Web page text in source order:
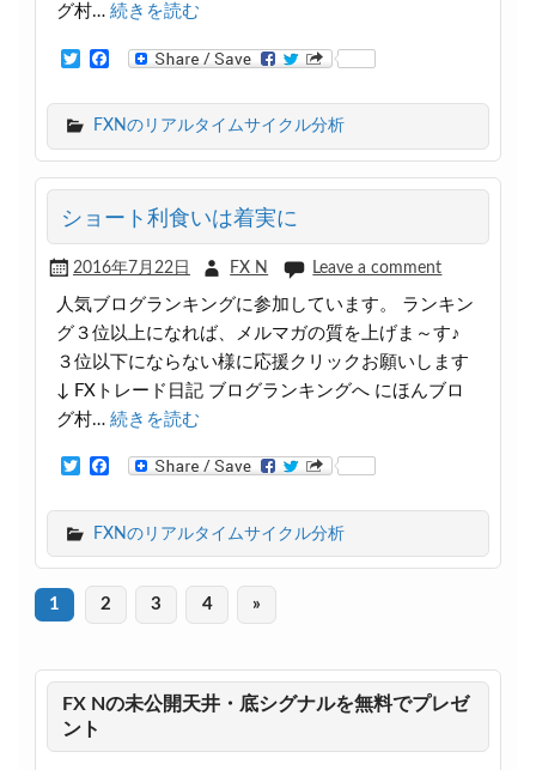
グ村… 続きを読む
t
e
r
e
b
o
o
k
FXNのリアルタイムサイクル分析
ショート利食いは着実に
2016年7月22日 FX N Leave a comment
人気ブログランキングに参加しています。 ランキン
グ３位以上になれば、メルマガの質を上げま～す♪
３位以下にならない様に応援クリックお願いします
↓ FXトレード日記 ブログランキングへ にほんブロ
グ村… 続きを読む
t
e
e
b
o
o
k
FXNのリアルタイムサイクル分析
1 2 3 4 »
FX Nの未公開天井・底シグナルを無料でプレゼ
ント